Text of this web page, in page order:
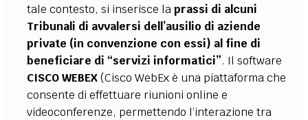
tale contesto, si inserisce laprassi di alcuni
Tribunali di avvalersi dell’ausilio di aziende
private (in convenzione con essi) al fine di
beneficiare di “servizi informatici”. Il software
CISCO WEBEX(Cisco WebEx è una piattaforma che
consente di effettuare riunioni online e
videoconferenze, permettendo l’interazione tra